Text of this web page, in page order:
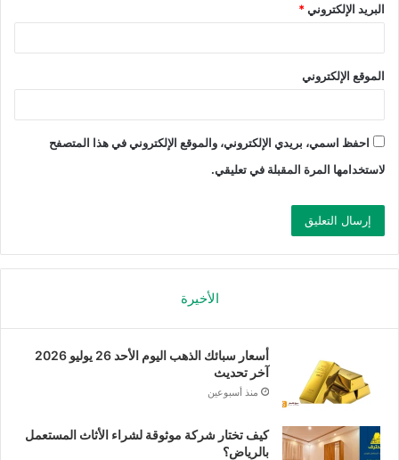
البريد الإلكتروني*
الموقع الإلكتروني
احفظ اسمي، بريدي الإلكتروني، والموقع الإلكتروني في هذا المتصفح
لاستخدامها المرة المقبلة في تعليقي.
الأخيرة
أسعار سبائك الذهب اليوم الأحد 26 يوليو 2026
آخر تحديث
منذ أسبوعين
كيف تختار شركة موثوقة لشراء الأثاث المستعمل
بالرياض؟